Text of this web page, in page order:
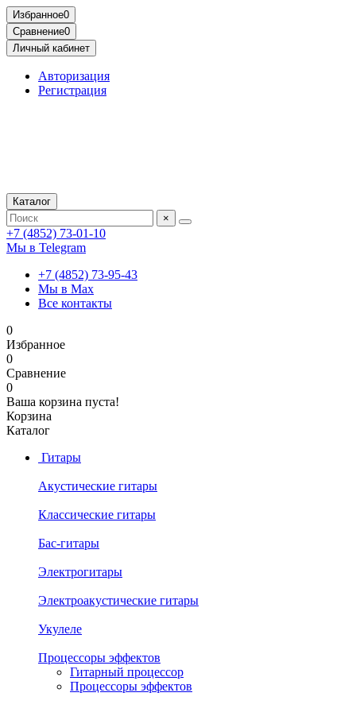
Избранное0
Сравнение0
Личный кабинет
Авторизация
Регистрация
Каталог
×
+7 (4852) 73-01-10
Мы в Telegram
+7 (4852) 73-95-43
Мы в Max
Все контакты
0
Избранное
0
Сравнение
0
Ваша корзина пуста!
Корзина
Каталог
Гитары
Акустические гитары
Классические гитары
Бас-гитары
Электрогитары
Электроакустические гитары
Укулеле
Процессоры эффектов
Гитарный процессор
Процессоры эффектов